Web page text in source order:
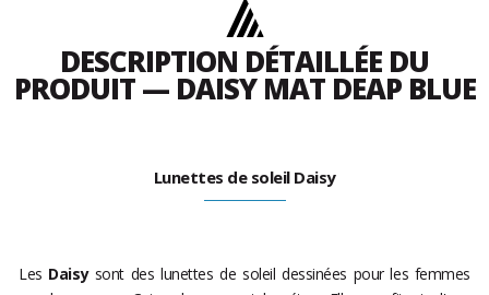
DESCRIPTION DÉTAILLÉE DU
PRODUIT — DAISY MAT DEAP BLUE
Lunettes de soleil Daisy
Les Daisysont des lunettes de soleil dessinées pour les femmes